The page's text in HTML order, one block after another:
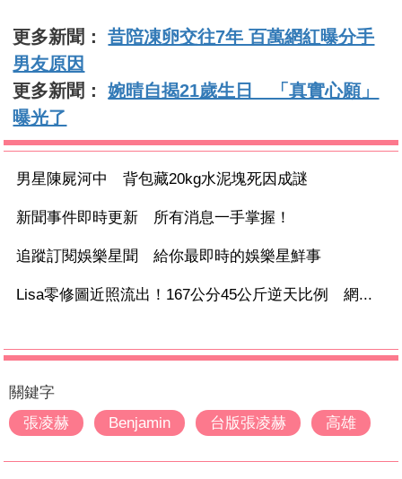
更多新聞：昔陪凍卵交往7年 百萬網紅曝分手
男友原因
更多新聞：婉晴自揭21歲生日 「真實心願」
曝光了
男星陳屍河中 背包藏20kg水泥塊死因成謎
新聞事件即時更新 所有消息一手掌握！
追蹤訂閱娛樂星聞 給你最即時的娛樂星鮮事
Lisa零修圖近照流出！167公分45公斤逆天比例 網...
關鍵字
張凌赫
Benjamin 台版張凌赫 高雄